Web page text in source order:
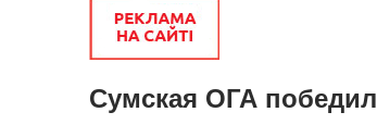
Сумская ОГА